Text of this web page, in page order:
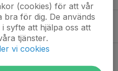
(cookies) för att vår
bra för dig. De används
syfte att hjälpa oss att
tjänster.
vi cookies